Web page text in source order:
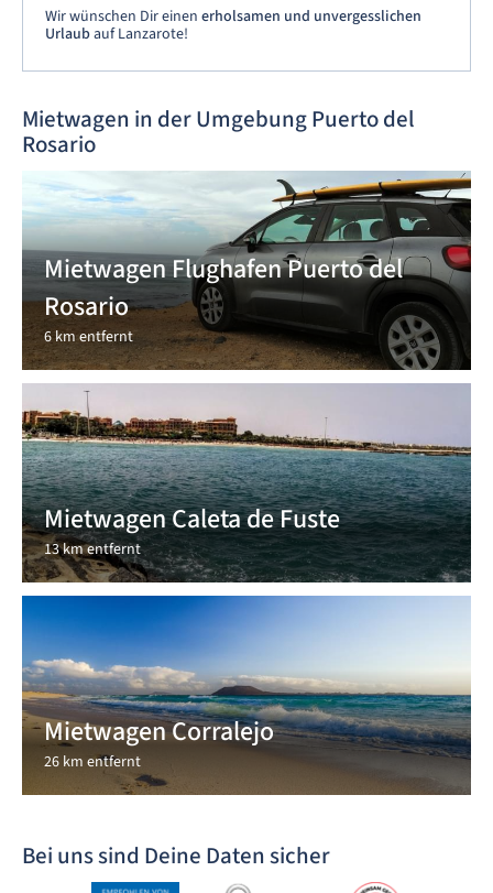
Wir wünschen Dir einen erholsamen und unvergesslichen
Urlaubauf Lanzarote!
Mietwagen in der Umgebung Puerto del
Rosario
Mietwagen Flughafen Puerto del
Rosario
6 km entfernt
Mietwagen Caleta de Fuste
13 km entfernt
Mietwagen Corralejo
26 km entfernt
Bei uns sind Deine Daten sicher